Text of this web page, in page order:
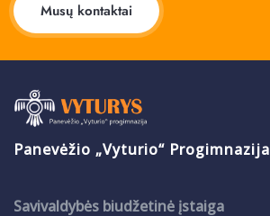
Musų kontaktai
Panevėžio „Vyturio“ Progimnazija
Savivaldybės biudžetinė įstaiga